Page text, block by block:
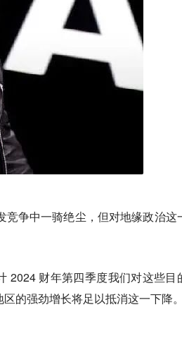
争中一骑绝尘，但对地缘政治这
2024 财年第四季度我们对这些目
的强劲增长将足以抵消这一下降